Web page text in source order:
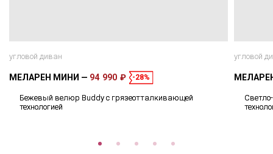
угловой диван
МЕЛАРЕН МИНИ 94 990 ₽ -28%
Бежевый велюр Buddy с грязеотталкивающей
технологией
угловой